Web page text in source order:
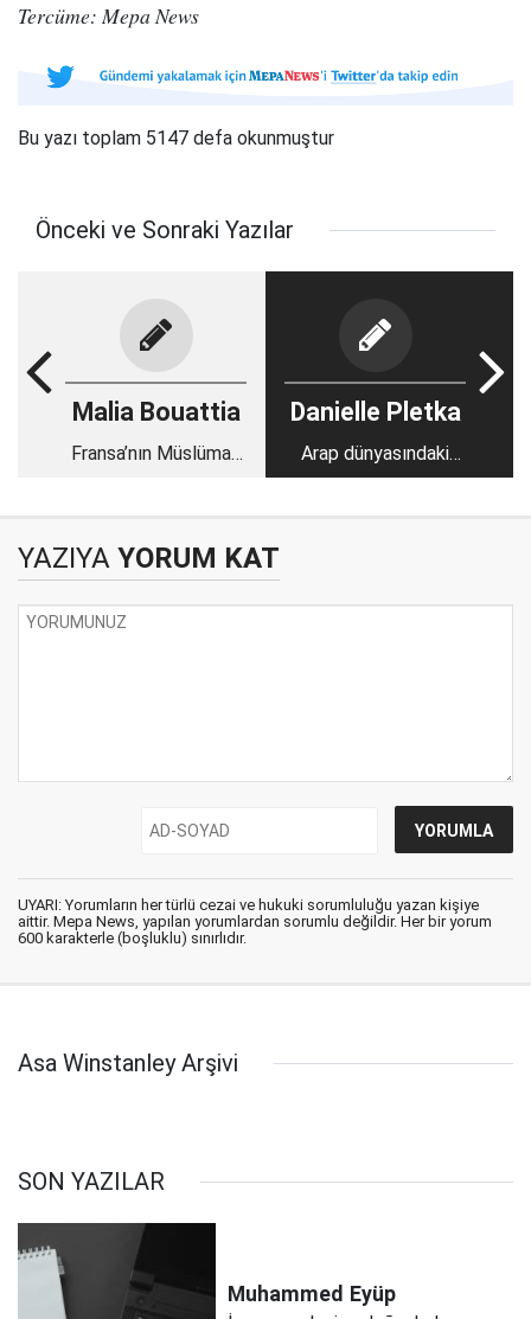
Tercüme: Mepa News
Bu yazı toplam 5147 defa okunmuştur
Önceki ve Sonraki Yazılar
Malia Bouattia
Fransa’nın Müslüman
Danielle Pletka
Arap dünyasındaki
halk öfkesi IŞİD’e
YAZIYA YORUM KAT
UYARI: Yorumların her türlü cezai ve hukuki sorumluluğu yazan kişiye
aittir. Mepa News, yapılan yorumlardan sorumlu değildir. Her bir yorum
600 karakterle (boşluklu) sınırlıdır.
Asa Winstanley Arşivi
SON YAZILAR
Muhammed Eyüp